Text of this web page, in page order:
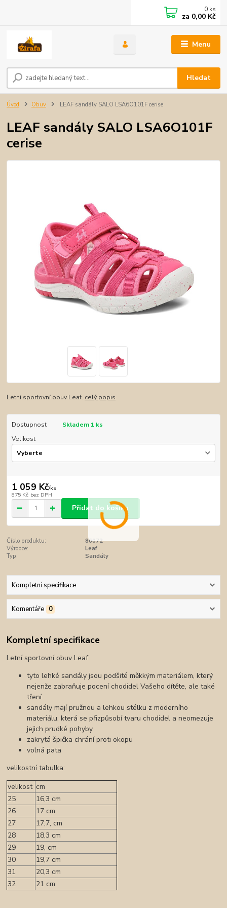
Menu
Hledat
0 ks
za 0,00 Kč
Úvod Obuv LEAF sandály SALO LSA6O101F cerise
LEAF sandály SALO LSA6O101F
cerise
Letní sportovní obuv Leaf. celý popis
Dostupnost
Skladem 1 ks
Velikost
1 059 Kč/ks
875 Kč bez DPH
Přidat do košíku
Číslo produktu:
86072
Výrobce:
Leaf
Typ:
Sandály
Kompletní specifikace
Komentáře 0
Kompletní specifikace
Letní sportovní obuv Leaf
tyto lehké sandály jsou podšité měkkým materiálem, který
nejenže zabraňuje pocení chodidel Vašeho dítěte, ale také
tření
sandály mají pružnou a lehkou stélku z moderního
materiálu, která se přizpůsobí tvaru chodidel a neomezuje
jejich prudké pohyby
zakrytá špička chrání proti okopu
volná pata
velikostní tabulka:
velikost cm
25
16,3 cm
26
17 cm
27
17,7, cm
28
18,3 cm
29
19, cm
30
19,7 cm
31
20,3 cm
32
21 cm